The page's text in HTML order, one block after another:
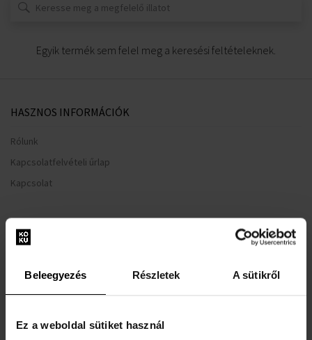
Beleegyezés Részletek A sütikről
Ez a weboldal sütiket használ
Egyik termék sem felel meg a keresési feltételeknek.
HASZNOS INFORMÁCIÓK
Rólunk
Kapcsolatfelvételi űrlap
Kapcsolat
Általános Szerződési Feltételek
Adatvédelmi nyilatkozat